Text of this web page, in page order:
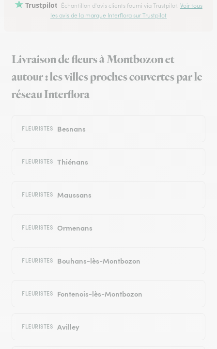
Trustpilot Échantillon d'avis clients fourni via Trustpilot. Voir tous
les avis de la marque Interflora sur Trustpilot
Livraison de fleurs à Montbozon et
autour : les villes proches couvertes par le
réseau Interflora
FLEURISTES Besnans
FLEURISTES Thiénans
FLEURISTES Maussans
FLEURISTES Ormenans
FLEURISTES Bouhans-lès-Montbozon
FLEURISTES Fontenois-lès-Montbozon
FLEURISTES Avilley